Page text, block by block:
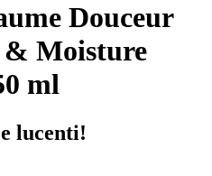
Douceur
& Moisture
ml
lucenti!